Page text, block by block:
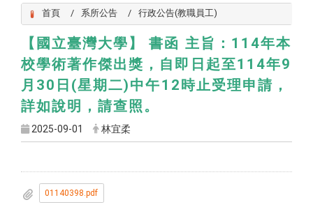
首頁 系所公告 行政公告(教職員工)
【國立臺灣大學】 書函 主旨：114年本
校學術著作傑出獎，自即日起至114年9
月30日(星期二)中午12時止受理申請，
詳如說明，請查照。
2025-09-01 林宜柔
01140398.pdf